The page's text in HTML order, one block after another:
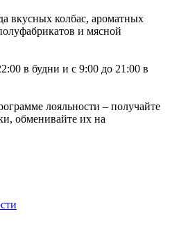
вкусных колбас, ароматных
и мясной
в будни и с 9:00 до 21:00 в
лояльности – получайте
обменивайте их на